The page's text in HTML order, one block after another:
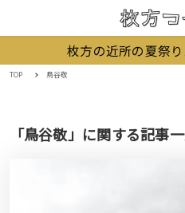
枚方の近所の夏祭
TOP 鳥谷敬
「鳥谷敬」に関する記事